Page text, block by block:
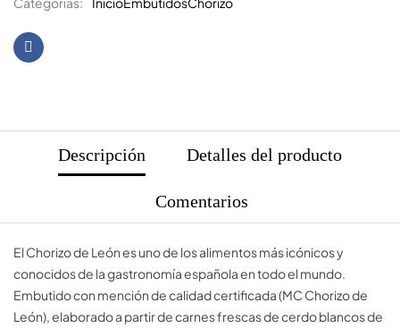
Descripción Detalles del producto
Comentarios
El Chorizo de León es uno de los alimentos más icónicos y
conocidos de la gastronomía española en todo el mundo.
Embutido con mención de calidad certificada (MC Chorizo de
León), elaborado a partir de carnes frescas de cerdo blancos de